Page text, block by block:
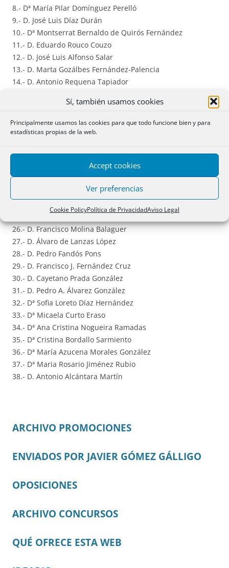
Sí, también usamos cookies
Principalmente usamos las cookies para que todo funcione bien y para
estadísticas propias de la web.
Accept cookies
Ver preferencias
Cookie PolicyPolítica de PrivacidadAviso Legal
8.- Dª María Pilar Domínguez Perelló
9.- D. José Luis Díaz Durán
10.- Dª Montserrat Bernaldo de Quirós Fernández
11.- D. Eduardo Rouco Couzo
12.- D. José Luis Alfonso Salar
13.- D. Marta Gozálbes Fernández-Palencia
14.- D. Antonio Requena Tapiador
16.- Dª Carmen Gorena Puértolas
17.- Dª Carmen Miquel Lasso de la Vega
18.- Dª María Jesús Franco Alonso
20.- D. Antonio Fernández Sevilla
21.- D. Álvaro Esteban Gómez
22.- D. Eduardo Font Roger
23.- Dª Ana María Sabater Mataix
25.- D. Luis M. Benavides Parra
26.- D. Francisco Molina Balaguer
27.- D. Álvaro de Lanzas López
28.- D. Pedro Fandós Pons
29.- D. Francisco J. Fernández Cruz
30.- D. Cayetano Prada González
31.- D. Pedro A. Álvarez González
32.- Dª Sofia Loreto Díaz Hernández
33.- Dª Micaela Curto Eraso
34.- Dª Ana Cristina Nogueira Ramadas
35.- Dª Cristina Bordallo Sarmiento
36.- Dª María Azucena Morales González
37.- Dª Maria Rosario Jiménez Rubio
38.- D. Antonio Alcántara Martín
ARCHIVO PROMOCIONES
ENVIADOS POR JAVIER GÓMEZ GÁLLIGO
OPOSICIONES
ARCHIVO CONCURSOS
QUÉ OFRECE ESTA WEB